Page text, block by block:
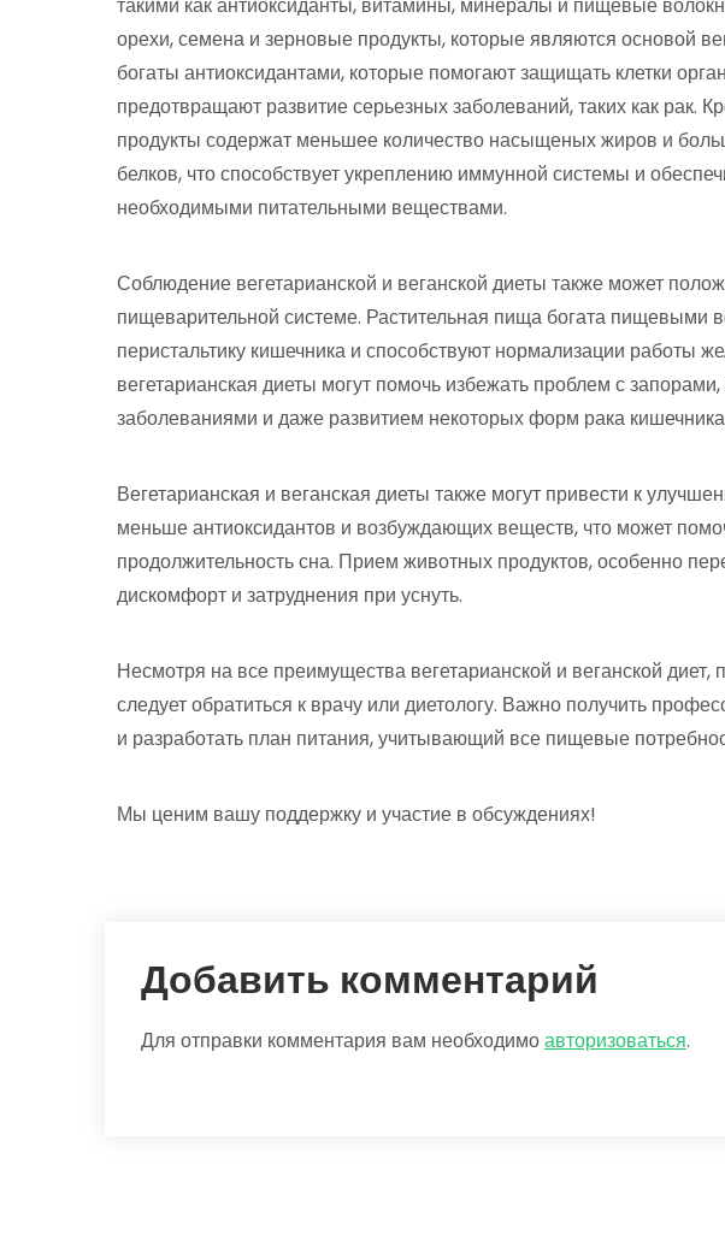
орехи, семена и зерновые продукты, которые являются основой
богаты антиоксидантами, которые помогают защищать клетки
предотвращают развитие серьезных заболеваний, таких как рак.
продукты содержат меньшее количество насыщеных жиров и
белков, что способствует укреплению иммунной системы и
необходимыми питательными веществами.
Соблюдение вегетарианской и веганской диеты также может
пищеварительной системе. Растительная пища богата пищевыми
перистальтику кишечника и способствуют нормализации работы
вегетарианская диеты могут помочь избежать проблем с
заболеваниями и даже развитием некоторых форм рака
Вегетарианская и веганская диеты также могут привести к
меньше антиоксидантов и возбуждающих веществ, что может
продолжительность сна. Прием животных продуктов, особенно
дискомфорт и затруднения при уснуть.
Несмотря на все преимущества вегетарианской и веганской
следует обратиться к врачу или диетологу. Важно получить
и разработать план питания, учитывающий все пищевые
Мы ценим вашу поддержку и участие в обсуждениях!
Добавить комментарий
Для отправки комментария вам необходимоавторизоваться.